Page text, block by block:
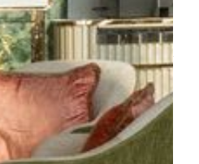
西洋の魅力を組み合わせ
雰囲気のタワーです。ローズ
伝統美を感じるシンプルで
で、心からくつろぐひとと
。最上階の「Emerald
さを現代的にアレンジした、